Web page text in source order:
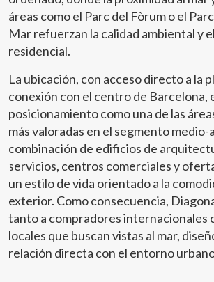
áreas como el Parc del Fòrum o el
Mar refuerzan la calidad ambiental y
residencial.
La ubicación, con acceso directo a la
conexión con el centro de Barcelona,
posicionamiento como una de las
más valoradas en el segmento medio-
combinación de edificios de
servicios, centros comerciales y
un estilo de vida orientado a la
exterior. Como consecuencia,
tanto a compradores internacionales
locales que buscan vistas al mar,
relación directa con el entorno